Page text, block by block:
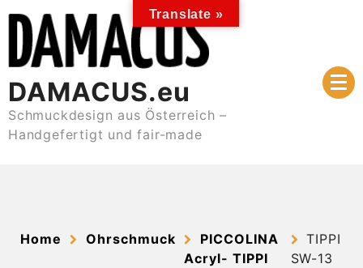
content
DAMACUS.eu
Schmuckdesign aus Österreich –
Handgefertigt und fair-made
Home Ohrschmuck
PICCOLINA
Acryl- TIPPI
TIPPI
SW-13
Translate »